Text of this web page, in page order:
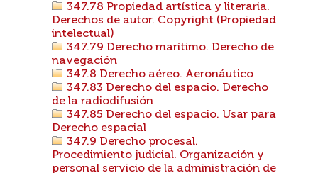
347.78 Propiedad artística y literaria.
Derechos de autor. Copyright (Propiedad
intelectual)
347.79 Derecho marítimo. Derecho de
navegación
347.8 Derecho aéreo. Aeronáutico
347.83 Derecho del espacio. Derecho
de la radiodifusión
347.85 Derecho del espacio. Usar para
Derecho espacial
347.9 Derecho procesal.
Procedimiento judicial. Organización y
personal servicio de la administración de